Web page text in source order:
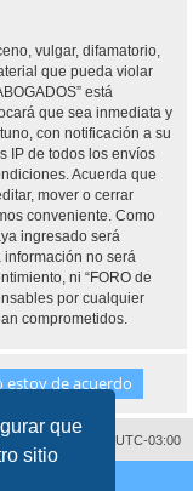
que
sitio
vulgar, difamatorio,
que pueda violar
está
que sea inmediata y
con notificación a su
IP de todos los envíos
Acuerda que
mover o cerrar
conveniente. Como
ingresado será
no será
ni “FORO de
por cualquier
comprometidos.
los horarios son UTC-03:00